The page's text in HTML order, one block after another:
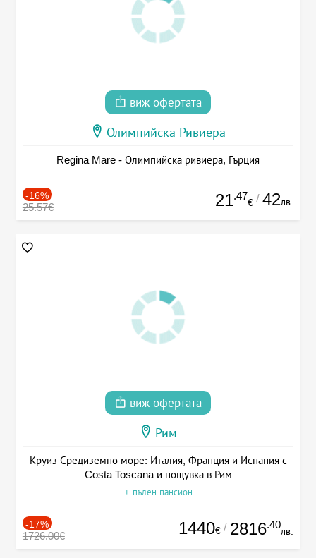
виж офертата
Олимпийска Ривиера
Regina Mare - Олимпийска ривиера, Гърция
-16%
25.57€ 21.47
€ / 42лв.
виж офертата
Рим
Круиз Средиземно море: Италия, Франция и Испания с
Costa Toscana и нощувка в Рим
+ пълен пансион
-17%
1726.00€ 1440€ / 2816.40
лв.